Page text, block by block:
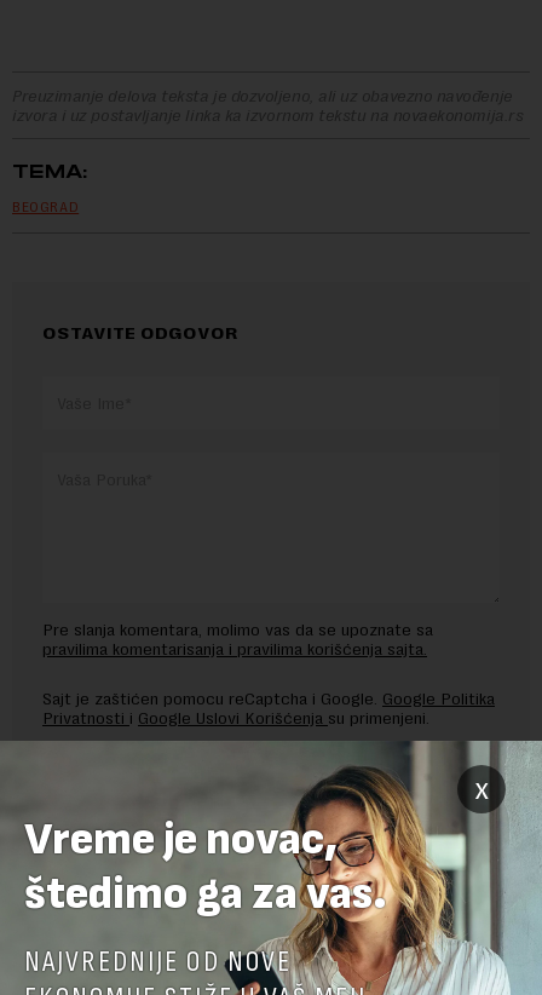
Preuzimanje delova teksta je dozvoljeno, ali uz obavezno navođenje
izvora i uz postavljanje linka ka izvornom tekstu na novaekonomija.rs
TEMA:
BEOGRAD
OSTAVITE ODGOVOR
Pre slanja komentara, molimo vas da se upoznate sa
pravilima komentarisanja i pravilima korišćenja sajta.
Sajt je zaštićen pomocu reCaptcha i Google. Google Politika
Privatnosti i Google Uslovi Korišćenja su primenjeni.
x
Vreme je novac,
štedimo ga za vas.
NAJVREDNIJE OD NOVE